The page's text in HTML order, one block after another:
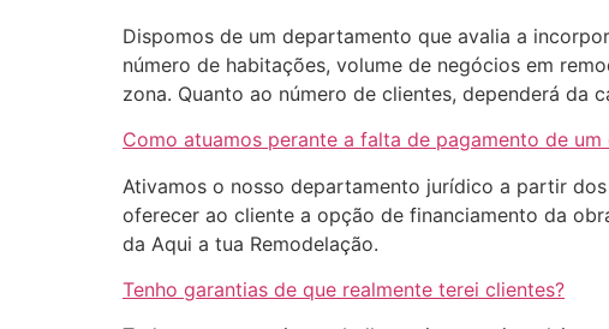
Dispomos de um departamento que avalia a
número de habitações, volume de negócios em
zona. Quanto ao número de clientes, dependerá da
Como atuamos perante a falta de pagamento de um
Ativamos o nosso departamento jurídico a partir
oferecer ao cliente a opção de financiamento da
da Aqui a tua Remodelação.
Tenho garantias de que realmente terei clientes?